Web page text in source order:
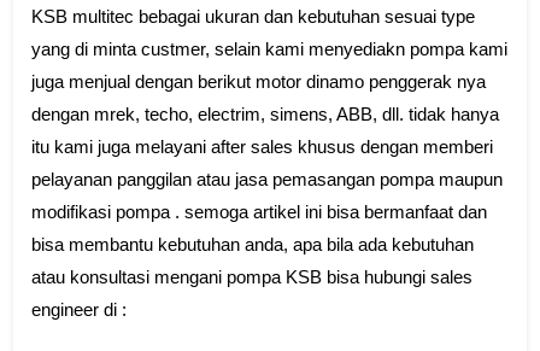
KSB multitec bebagai ukuran dan kebutuhan sesuai type
yang di minta custmer, selain kami menyediakn pompa kami
juga menjual dengan berikut motor dinamo penggerak nya
dengan mrek, techo, electrim, simens, ABB, dll. tidak hanya
itu kami juga melayani after sales khusus dengan memberi
pelayanan panggilan atau jasa pemasangan pompa maupun
modifikasi pompa . semoga artikel ini bisa bermanfaat dan
bisa membantu kebutuhan anda, apa bila ada kebutuhan
atau konsultasi mengani pompa KSB bisa hubungi sales
engineer di :